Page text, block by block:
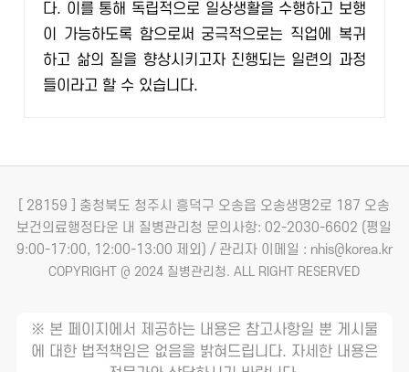
다. 이를 통해 독립적으로 일상생활을 수행하고 보행
이 가능하도록 함으로써 궁극적으로는 직업에 복귀
하고 삶의 질을 향상시키고자 진행되는 일련의 과정
들이라고 할 수 있습니다.
[ 28159 ] 충청북도 청주시 흥덕구 오송읍 오송생명2로 187 오송
보건의료행정타운 내 질병관리청 문의사항: 02-2030-6602 (평일
9:00-17:00, 12:00-13:00 제외) / 관리자 이메일 : nhis@korea.kr
COPYRIGHT @ 2024 질병관리청. ALL RIGHT RESERVED
※ 본 페이지에서 제공하는 내용은 참고사항일 뿐 게시물
에 대한 법적책임은 없음을 밝혀드립니다. 자세한 내용은